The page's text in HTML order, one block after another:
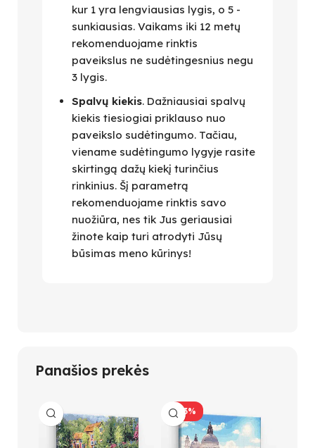
kur 1 yra lengviausias lygis, o 5 -
sunkiausias. Vaikams iki 12 metų
rekomenduojame rinktis
paveikslus ne sudėtingesnius negu
3 lygis.
Spalvų kiekis. Dažniausiai spalvų
kiekis tiesiogiai priklauso nuo
paveikslo sudėtingumo. Tačiau,
viename sudėtingumo lygyje rasite
skirtingą dažų kiekį turinčius
rinkinius. Šį parametrą
rekomenduojame rinktis savo
nuožiūra, nes tik Jus geriausiai
žinote kaip turi atrodyti Jūsų
būsimas meno kūrinys!
Panašios prekės
-53%